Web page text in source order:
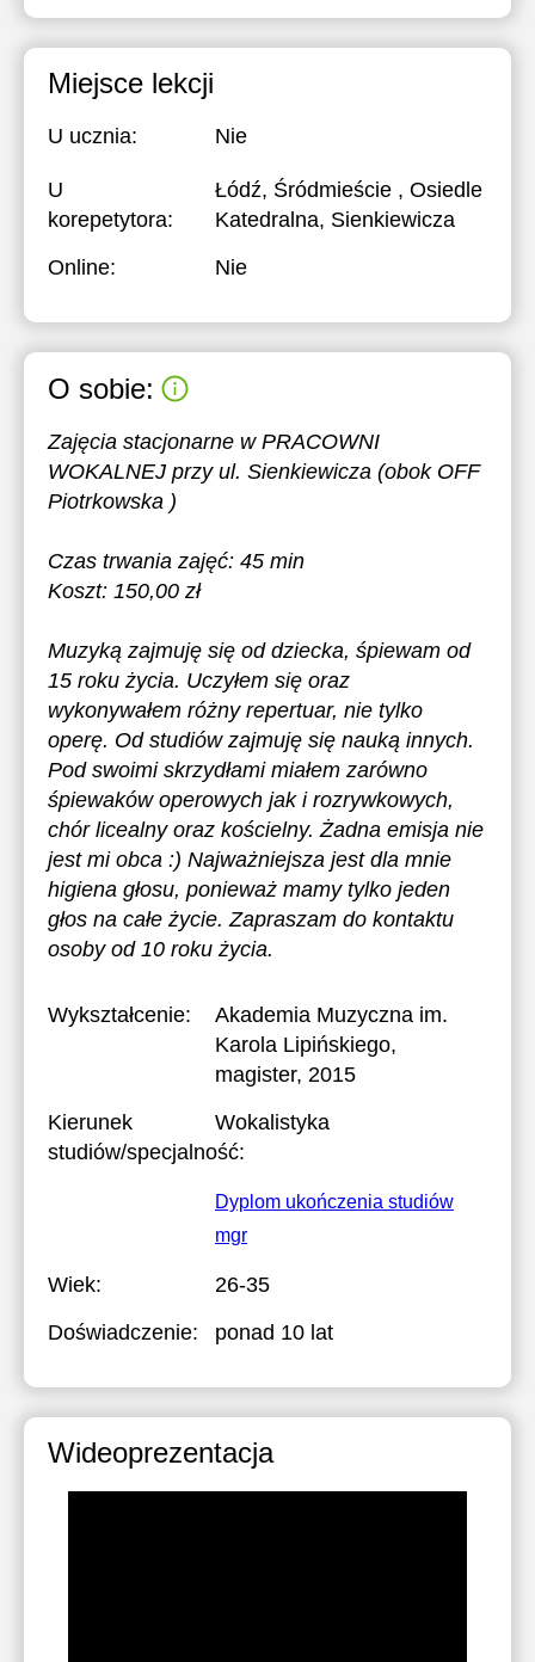
Miejsce lekcji
U ucznia: Nie
U
korepetytora:
Łódź, Śródmieście , Osiedle
Katedralna, Sienkiewicza
Online:
Nie
O sobie:
Zajęcia stacjonarne w PRACOWNI
WOKALNEJ przy ul. Sienkiewicza (obok OFF
Piotrkowska )
Czas trwania zajęć: 45 min
Koszt: 150,00 zł
Muzyką zajmuję się od dziecka, śpiewam od
15 roku życia. Uczyłem się oraz
wykonywałem różny repertuar, nie tylko
operę. Od studiów zajmuję się nauką innych.
Pod swoimi skrzydłami miałem zarówno
śpiewaków operowych jak i rozrywkowych,
chór licealny oraz kościelny. Żadna emisja nie
jest mi obca :) Najważniejsza jest dla mnie
higiena głosu, ponieważ mamy tylko jeden
głos na całe życie. Zapraszam do kontaktu
osoby od 10 roku życia.
Wykształcenie:
Akademia Muzyczna im.
Karola Lipińskiego,
magister, 2015
Kierunek
studiów/specjalność:
Wokalistyka
Dyplom ukończenia studiów
mgr
Wiek:
26-35
Doświadczenie:
ponad 10 lat
Wideoprezentacja